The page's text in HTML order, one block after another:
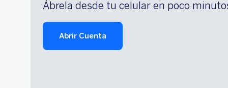
Ábrela desde tu celular en poco
Abrir Cuenta